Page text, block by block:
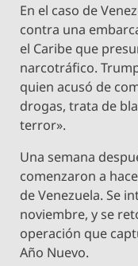
En el caso de
contra una
el Caribe que
narcotráfico.
quien acusó de
drogas, trata de
terror».
Una semana
comenzaron a
de Venezuela. Se
noviembre, y se
operación que
Año Nuevo.